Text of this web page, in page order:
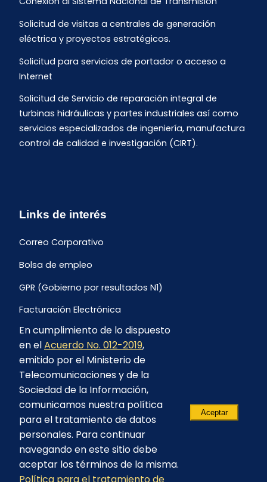
Solicitud de visitas a centrales de generación
eléctrica y proyectos estratégicos.
Solicitud para servicios de portador o acceso a
Internet
Solicitud de Servicio de reparación integral de
turbinas hidráulicas y partes industriales así como
servicios especializados de ingeniería, manufactura
control de calidad e investigación (CIRT).
Links de interés
Correo Corporativo
Bolsa de empleo
GPR (Gobierno por resultados N1)
Facturación Electrónica
Archivo Histórico de Facturación
Portal Ambiental y Social
Proyecto Geotérmico Chachimbiro
Contratación consultoría mediante “Lista Corta”
Reglamento de Procesos Asociativos
En cumplimiento de lo dispuesto
en elAcuerdo No. 012-2019,
emitido por el Ministerio de
Telecomunicaciones y de la
Sociedad de la Información,
comunicamos nuestra política
para el tratamiento de datos
personales. Para continuar
navegando en este sitio debe
aceptar los términos de la misma.
Aceptar